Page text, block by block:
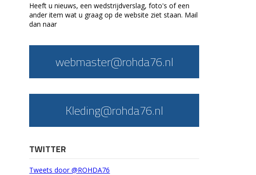
Heeft u nieuws, een wedstrijdverslag, foto's of een
ander item wat u graag op de website ziet staan. Mail
dan naar
webmaster@rohda76.nl
Kleding@rohda76.nl
TWITTER
Tweets door @ROHDA76